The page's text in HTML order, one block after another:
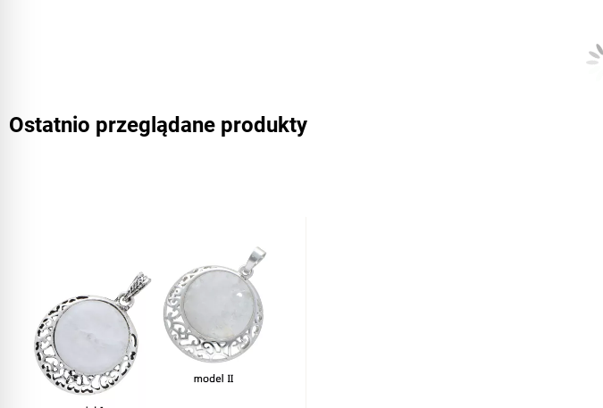
Ostatnio przeglądane produkty